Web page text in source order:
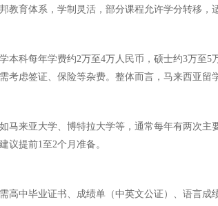
教育体系，学制灵活，部分课程允许学分转移，
本科每年学费约2万至4万人民币，硕士约3万至
考虑签证、保险等杂费。整体而言，马来西亚留
马来亚大学、博特拉大学等，通常每年有两次
议提前1至2个月准备。
高中毕业证书、成绩单（中英文公证）、语言